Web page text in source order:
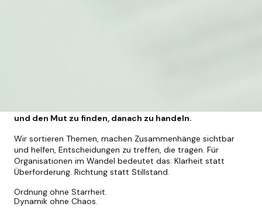
und den Mut zu finden, danach zu handeln.
Wir sortieren Themen, machen Zusammenhänge sichtbar
und helfen, Entscheidungen zu treffen, die tragen. Für
Organisationen im Wandel bedeutet das: Klarheit statt
Überforderung. Richtung statt Stillstand.
Ordnung ohne Starrheit.
Dynamik ohne Chaos.